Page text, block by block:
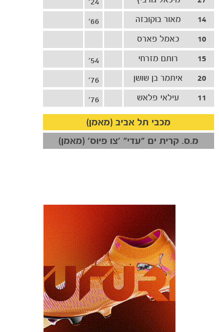
כרטיסים
14
מאור בוקובזה
66'
10
כאמל פארס
15
רותם מזרחי
54'
20
איתמר בן שושן
76'
11
עילאי פלאש 76'
מכבי תל אביב (מאמן)
מ.ס. קרית ים ״עדי״ ׳צו פיוס׳ (מאמן)